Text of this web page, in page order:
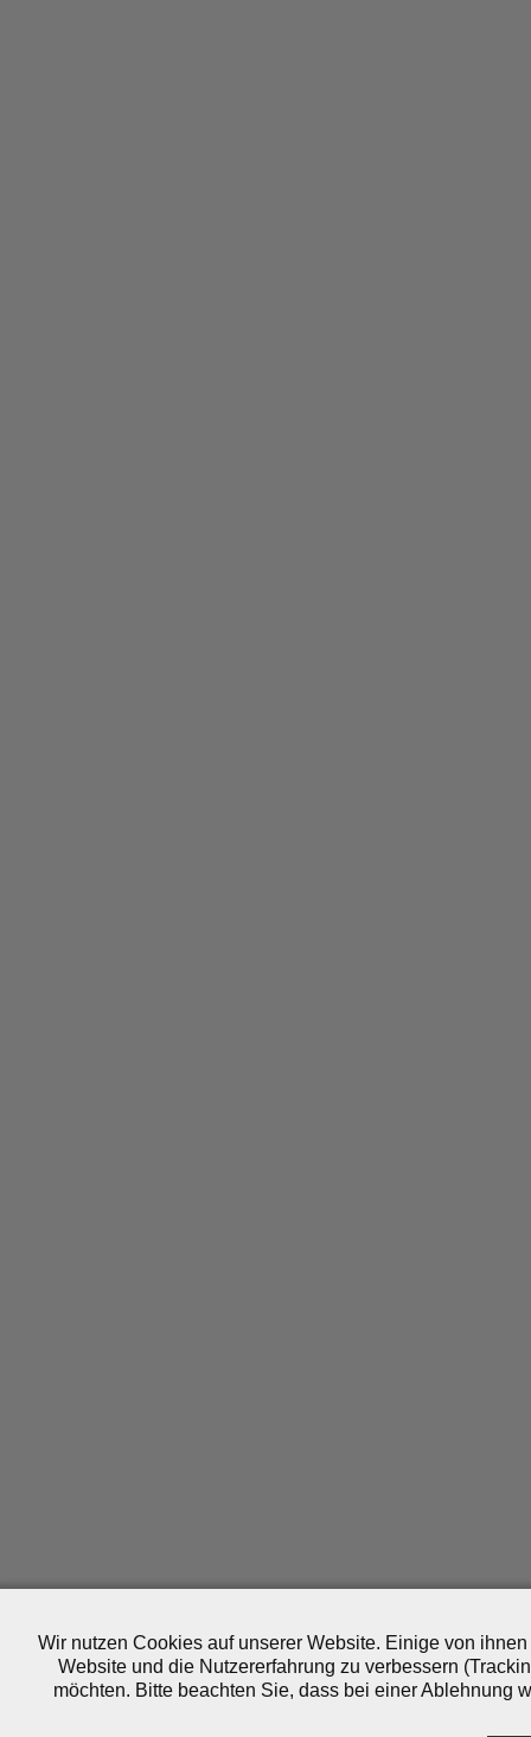
Wir nutzen Cookies auf unserer Website. Einige von
Website und die Nutzererfahrung zu verbessern
möchten. Bitte beachten Sie, dass bei einer Ablehnung